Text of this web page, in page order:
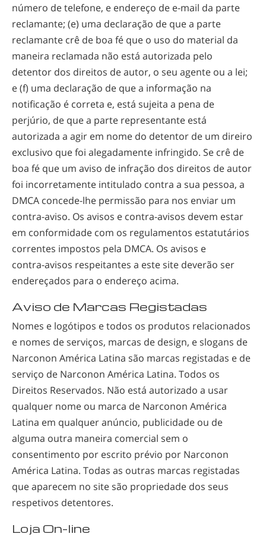
número de telefone, e endereço de e-mail da parte
reclamante; (e) uma declaração de que a parte
reclamante crê de boa fé que o uso do material da
maneira reclamada não está autorizada pelo
detentor dos direitos de autor, o seu agente ou a lei;
e (f) uma declaração de que a informação na
notificação é correta e, está sujeita a pena de
perjúrio, de que a parte representante está
autorizada a agir em nome do detentor de um direiro
exclusivo que foi alegadamente infringido. Se crê de
boa fé que um aviso de infração dos direitos de autor
foi incorretamente intitulado contra a sua pessoa, a
DMCA concede-lhe permissão para nos enviar um
contra-aviso. Os avisos e contra-avisos devem estar
em conformidade com os regulamentos estatutários
correntes impostos pela DMCA. Os avisos e
contra-avisos respeitantes a este site deverão ser
endereçados para o endereço acima.
Aviso de Marcas Registadas
Nomes e logótipos e todos os produtos relacionados
e nomes de serviços, marcas de design, e slogans de
Narconon América Latina são marcas registadas e de
serviço de Narconon América Latina. Todos os
Direitos Reservados. Não está autorizado a usar
qualquer nome ou marca de Narconon América
Latina em qualquer anúncio, publicidade ou de
alguma outra maneira comercial sem o
consentimento por escrito prévio por Narconon
América Latina. Todas as outras marcas registadas
que aparecem no site são propriedade dos seus
respetivos detentores.
Loja On–line